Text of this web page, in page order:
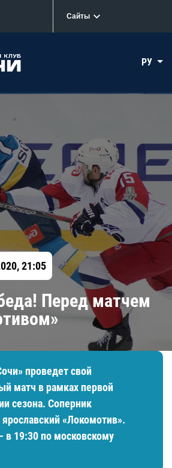
Сайты
РУ
21:05
Перед матчем
проведет свой
матч в рамках первой
сезона. Соперник
«Локомотив».
в 19:30 по московскому